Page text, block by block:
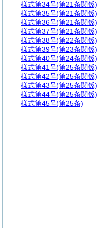
様式第34号(第21条関係)
様式第35号(第21条関係)
様式第36号(第21条関係)
様式第37号(第21条関係)
様式第38号(第22条関係)
様式第39号(第23条関係)
様式第40号(第24条関係)
様式第41号(第25条関係)
様式第42号(第25条関係)
様式第43号(第25条関係)
様式第44号(第25条関係)
様式第45号(第25条)